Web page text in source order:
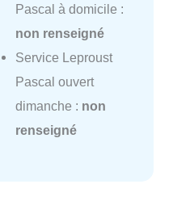
Pascal à domicile :
non renseigné
Service Leproust
Pascal ouvert
dimanche : non
renseigné